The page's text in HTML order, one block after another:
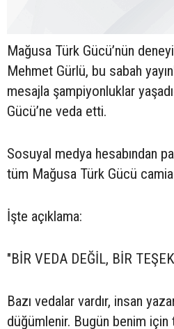
Mağusa Türk Gücü’nün
Mehmet Gürlü, bu sabah
mesajla şampiyonluklar
Gücü’ne veda etti.
Sosuyal medya hesabından
tüm Mağusa Türk Gücü
İşte açıklama:
"BİR VEDA DEĞİL, BİR
Bazı vedalar vardır, insan
düğümlenir. Bugün benim